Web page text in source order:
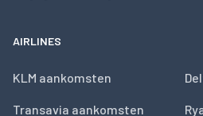
AIRLINES
KLM aankomsten
Transavia aankomsten